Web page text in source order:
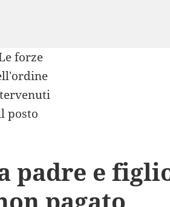
padre e